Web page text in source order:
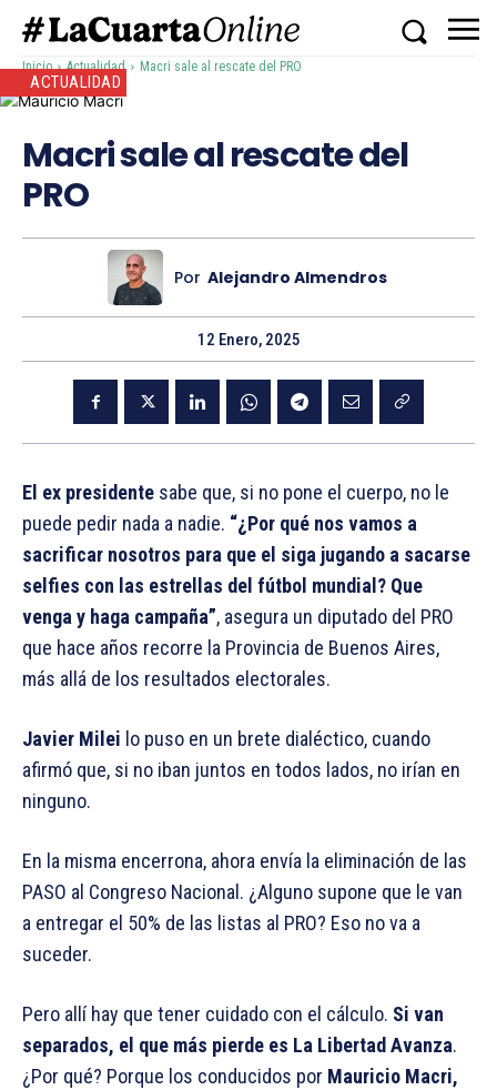
Inicio Actualidad Macri sale al rescate del PRO
ACTUALIDAD
Macri sale al rescate del
PRO
Por Alejandro Almendros
12 Enero, 2025
El ex presidente sabe que, si no pone el cuerpo, no le
puede pedir nada a nadie. “¿Por qué nos vamos a
sacrificar nosotros para que el siga jugando a sacarse
selfies con las estrellas del fútbol mundial? Que
venga y haga campaña”, asegura un diputado del PRO
que hace años recorre la Provincia de Buenos Aires,
más allá de los resultados electorales.
Javier Milei lo puso en un brete dialéctico, cuando
afirmó que, si no iban juntos en todos lados, no irían en
ninguno.
En la misma encerrona, ahora envía la eliminación de las
PASO al Congreso Nacional. ¿Alguno supone que le van
a entregar el 50% de las listas al PRO? Eso no va a
suceder.
Pero allí hay que tener cuidado con el cálculo. Si van
separados, el que más pierde es La Libertad Avanza.
¿Por qué? Porque los conducidos por Mauricio Macri,